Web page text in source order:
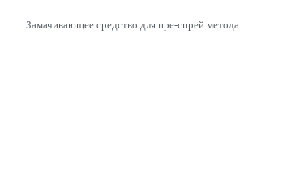
Замачивающее средство для пре-спрей метода